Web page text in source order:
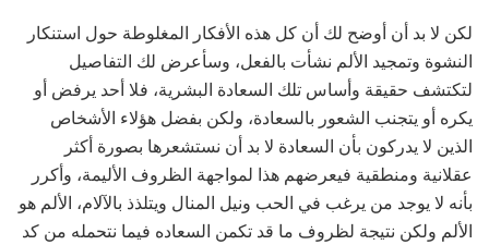
لكن لا بد أن أوضح لك أن كل هذه الأفكار المغلوطة حول استنكار
النشوة وتمجيد الألم نشأت بالفعل، وسأعرض لك التفاصيل
لتكتشف حقيقة وأساس تلك السعادة البشرية، فلا أحد يرفض أو
يكره أو يتجنب الشعور بالسعادة، ولكن بفضل هؤلاء الأشخاص
الذين لا يدركون بأن السعادة لا بد أن نستشعرها بصورة أكثر
عقلانية ومنطقية فيعرضهم هذا لمواجهة الظروف الأليمة، وأكرر
بأنه لا يوجد من يرغب في الحب ونيل المنال ويتلذذ بالآلام، الألم هو
الألم ولكن نتيجة لظروف ما قد تكمن السعاده فيما نتحمله من كد